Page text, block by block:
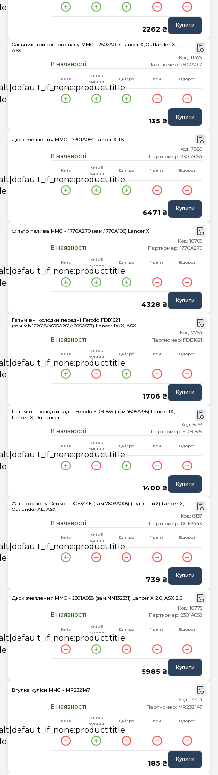
2262 ₴ Купити
Сальник приводного валу MMC - 2502A017 Lancer X, Outlander XL,
ASX
В наявності
Код: 11479
Партномер: 2502A017
Київ
Київ 3
години
Дніпро 1 день В дорозі
135 ₴ Купити
Диск зчеплення MMC - 2301A054 Lancer X 1.5
В наявності
Код: 7880
Партномер: 2301A054
Київ
Київ 3
години
Дніпро 1 день В дорозі
6471 ₴ Купити
Фільтр палива MMC - 1770A270 (зам.1770A106) Lancer X
В наявності
Код: 10709
Партномер: 1770A270
Київ
Київ 3
години
Дніпро 1 день В дорозі
4328 ₴ Купити
Гальмівні колодки передні Ferodo FDB1621
(зам.MN102618/4605A261/4605A557) Lancer IX/X, ASX
В наявності
Код: 7754
Партномер: FDB1621
Київ
Київ 3
години
Дніпро 1 день В дорозі
1706 ₴ Купити
Гальмівні колодки задні Ferodo FDB1839 (зам.4605A336) Lancer IX,
Lancer X, Outlander
В наявності
Код: 8163
Партномер: FDB1839
Київ
Київ 3
години
Дніпро 1 день В дорозі
1400 ₴ Купити
Фільтр салону Denso - DCF344K (зам.7803A005) (вугільний) Lancer X,
Outlander XL, ASX
В наявності
Код: 8137
Партномер: DCF344K
Київ
Київ 3
години
Дніпро 1 день В дорозі
739 ₴ Купити
Диск зчеплення MMC - 2301A058 (зам.MN132331) Lancer X 2.0, ASX 2.0
В наявності
Код: 10775
Партномер: 2301A058
Київ
Київ 3
години
Дніпро 1 день В дорозі
5985 ₴ Купити
Втулка куліси MMC - MR232147
В наявності
Код: 14414
Партномер: MR232147
Київ
Київ 3
години
Дніпро 1 день В дорозі
185 ₴ Купити